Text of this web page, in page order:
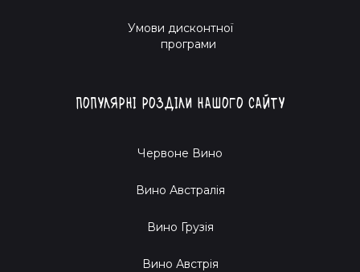
ковток пише свою історію.
разом із Sabotage Wine. Бо вино — це про задоволення,
Умови дисконтної
програми
Популярні розділи нашого сайту
Червоне Вино
Вино Австралія
Вино Грузія
Вино Австрія